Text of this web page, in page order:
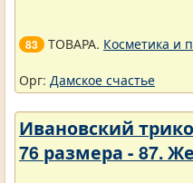
83 ТОВАРА. Косметика и
Орг: Дамское счастье
Ивановский
76 размера - 87.